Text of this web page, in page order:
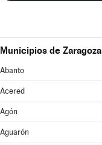
Municipios de Zaragoza
Abanto
Acered
Agón
Aguarón